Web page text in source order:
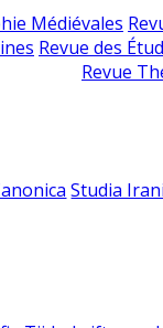
Médiévales
Revue des
Revue
Studia